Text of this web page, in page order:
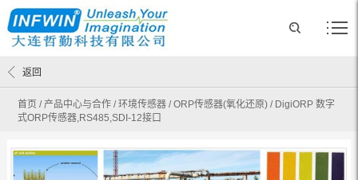
首页 / 产品中心与合作 /环境传感器 /ORP传感器(氧化还原) / DigiORP 数字
式ORP传感器,RS485,SDI-12接口
返回